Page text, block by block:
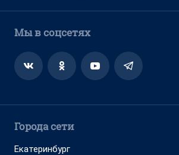
Мы в соцсетях
Города сети
Екатеринбург